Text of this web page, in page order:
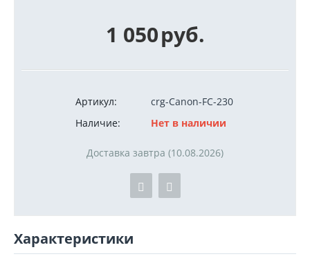
1 050руб.
Артикул:
crg-Canon-FC-230
Наличие:
Нет в наличии
Доставка завтра (10.08.2026)
Характеристики